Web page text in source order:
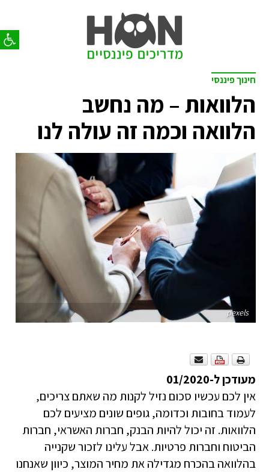
פתח
חינוך פיננסי
הלוואות – מה נחשב
הלוואה וכמה זה עולה לנו
pexels
מעודכן ל-01/2020
אין לכם עכשיו סכום נזיל לקנות מה שאתם צריכים,
לעמוד בחובות וכדומה, גופים שונים מציעים לכם
הלוואות. זה יכול להיות הבנק, חברות האשראי, חברות
הביטוח וחברות פרטיות. אבל עלינו לזכור שקנייה
בהלוואה בהכרח מגדילה את מחיר המוצר, כיוון שאנחנו